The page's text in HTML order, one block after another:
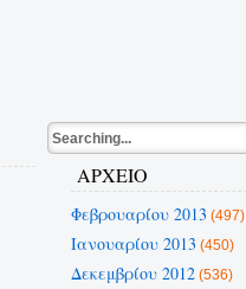
ΑΡΧΕΙΟ
Φεβρουαρίου 2013 (497)
Ιανουαρίου 2013 (450)
Δεκεμβρίου 2012(536)